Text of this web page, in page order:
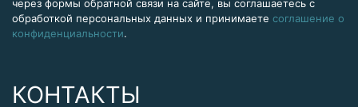
через формы обратной связи на сайте, вы соглашаетесь с
обработкой персональных данных и принимаете соглашение о
конфиденциальности.
КОНТАКТЫ